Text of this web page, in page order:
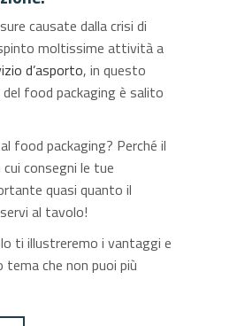
causate dalla crisi di
moltissime attività a
d’asporto, in questo
food packaging è salito
food packaging? Perché il
consegni le tue
quasi quanto il
al tavolo!
ti illustreremo i vantaggi e
che non puoi più